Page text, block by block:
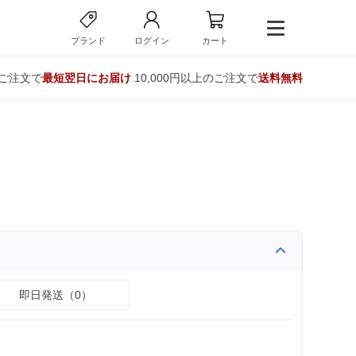
ブランド ログイン カート
注文で最短翌日にお届け10,000円以上のご注文で送料無料
即日発送（0）